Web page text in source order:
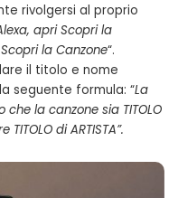
rivolgersi al proprio
apri Scopri la
la Canzone“.
il titolo e nome
seguente formula: “La
che la canzone sia TITOLO
di ARTISTA”.